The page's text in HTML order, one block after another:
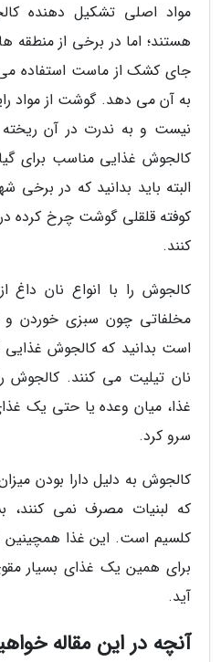
مواد اصلی تشکیل دهنده
هستند؛ اما در برخی از منطقه
جای کشک از ماست استفاده می
به آن می دهد. گوشت از مواد
نیست و به ندرت در آن
کالجوش غذایی مناسب برای
البته باید بدانید که در برخی
کوفته قلقلی گوشت چرخ کرده
کنند.
کالجوش را با انواع نان
مخلفاتی چون سبزی خوردن و
است بدانید که کالجوش
نان تیلیت می کنند. کالجوش
غذا، میان وعده یا حتی یک
سرو کرد.
کالجوش به دلیل دارا بودن
که لبنیات مصرف نمی کنند،
کلسیم است. این غذا همچینین
برای همین یک غذای بسیار
آید.
آنچه در این مقاله